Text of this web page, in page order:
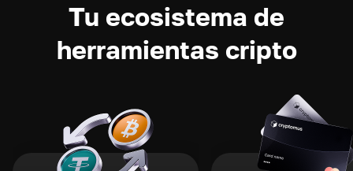
Tu ecosistema de
herramientas cripto